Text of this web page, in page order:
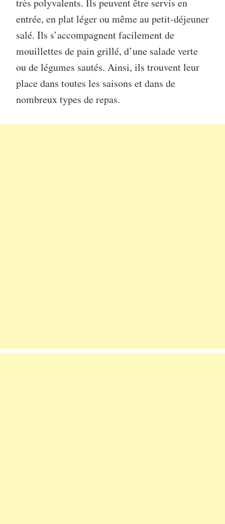
très polyvalents. Ils peuvent être servis en
entrée, en plat léger ou même au petit-déjeuner
salé. Ils s’accompagnent facilement de
mouillettes de pain grillé, d’une salade verte
ou de légumes sautés. Ainsi, ils trouvent leur
place dans toutes les saisons et dans de
nombreux types de repas.